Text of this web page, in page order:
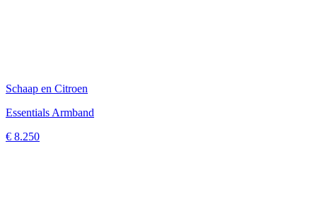
Schaap en Citroen
Essentials Armband
€ 8.250